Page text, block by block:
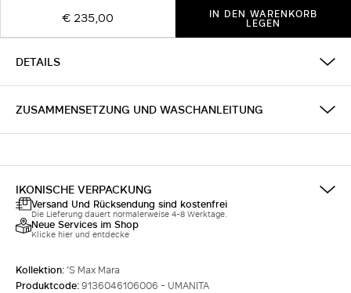
€ 235,00
IN DEN WARENKORB
LEGEN
DETAILS
ZUSAMMENSETZUNG UND WASCHANLEITUNG
IKONISCHE VERPACKUNG
Versand Und Rücksendung sind kostenfrei
Die Lieferung dauert normalerweise 4-8 Werktage.
Neue Services im Shop
Klicke hier und entdecke
Kollektion: 'S Max Mara
Produktcode:9136046106006 - UMANITA